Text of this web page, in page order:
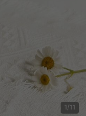
1/11